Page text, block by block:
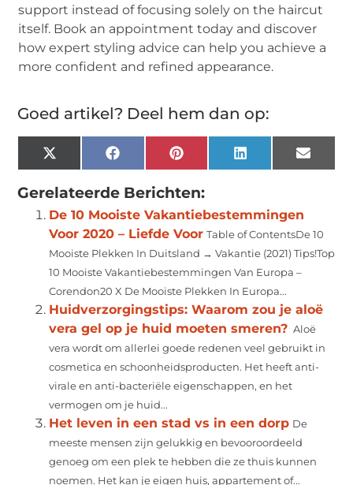
support instead of focusing solely on the haircut
itself. Book an appointment today and discover
how expert styling advice can help you achieve a
more confident and refined appearance.
Goed artikel? Deel hem dan op:
X
(Twitter)
Facebook Pinterest LinkedIn Email
Gerelateerde Berichten:
De 10 Mooiste Vakantiebestemmingen
Voor 2020 – Liefde Voor Table of ContentsDe 10
Mooiste Plekken In Duitsland → Vakantie (2021) Tips!Top
10 Mooiste Vakantiebestemmingen Van Europa –
Corendon20 X De Mooiste Plekken In Europa...
Huidverzorgingstips: Waarom zou je aloë
vera gel op je huid moeten smeren? Aloë
vera wordt om allerlei goede redenen veel gebruikt in
cosmetica en schoonheidsproducten. Het heeft anti-
virale en anti-bacteriële eigenschappen, en het
vermogen om je huid...
Het leven in een stad vs in een dorp De
meeste mensen zijn gelukkig en bevooroordeeld
genoeg om een plek te hebben die ze thuis kunnen
noemen. Het kan je eigen huis, appartement of...